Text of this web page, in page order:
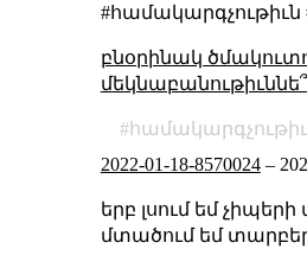
բնօրինակ
2022-01-18-8570024–
երբ լսում եմ
մտածում եմ